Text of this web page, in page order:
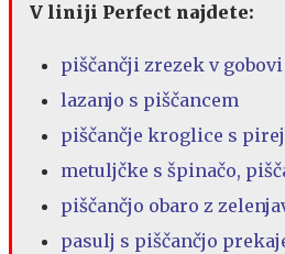
V liniji Perfect najdete:
piščančji zrezek v
lazanjo s piščancem
piščančje kroglice s
metuljčke s špinačo,
piščančjo obaro z
pasulj s piščančjo